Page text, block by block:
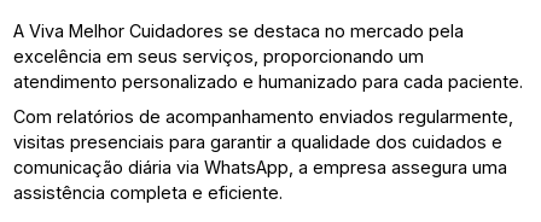
A Viva Melhor Cuidadores se destaca no mercado pela
excelência em seus serviços, proporcionando um
atendimento personalizado e humanizado para cada paciente.
Com relatórios de acompanhamento enviados regularmente,
visitas presenciais para garantir a qualidade dos cuidados e
comunicação diária via WhatsApp, a empresa assegura uma
assistência completa e eficiente.